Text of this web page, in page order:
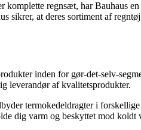
komplette regnsæt, har Bauhaus
sikrer, at deres sortiment af
inden for gør-det-selv-
leverandør af kvalitetsprodukter.
termokedeldragter i
dig varm og beskyttet mod